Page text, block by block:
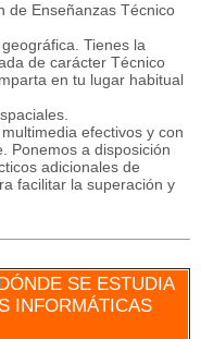
de Enseñanzas Técnico
Tienes la
de carácter Técnico
en tu lugar habitual
efectivos y con
Ponemos a disposición
adicionales de
facilitar la superación y
SE ESTUDIA
INFORMÁTICAS